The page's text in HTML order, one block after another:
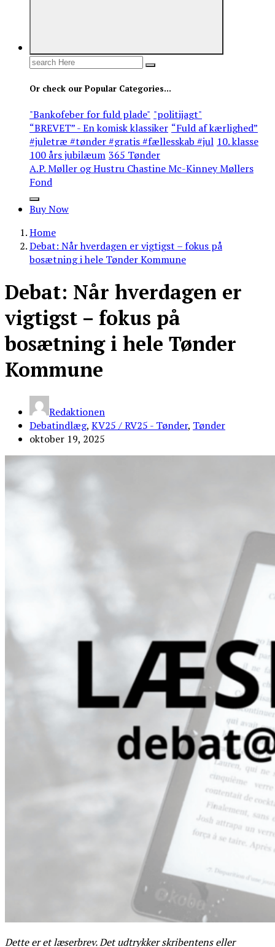
Search
Or check our Popular Categories...
"Bankofeber for fuld plade" "politijagt"
“BREVET” - En komisk klassiker “Fuld af kærlighed”
#juletræ #tønder #gratis #fællesskab #jul 10. klasse
100 års jubilæum 365 Tønder
A.P. Møller og Hustru Chastine Mc-Kinney Møllers
Fond
Buy Now
Home
Debat: Når hverdagen er vigtigst – fokus på
bosætning i hele Tønder Kommune
Debat: Når hverdagen er
vigtigst – fokus på
bosætning i hele Tønder
Kommune
Redaktionen
Debatindlæg, KV25 / RV25 - Tønder, Tønder
oktober 19, 2025
Dette er et læserbrev. Det udtrykker skribentens eller